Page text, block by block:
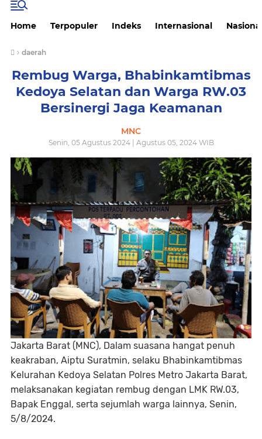
Home Terpopuler Indeks Internasional
› daerah
Rembug Warga, Bhabinkamtibmas
Kedoya Selatan dan Warga RW.03
Bersinergi Jaga Keamanan
MNC
Senin, 05 Agustus 2024 | Agustus 05, 2024 WIB
Jakarta Barat (MNC), Dalam suasana hangat penuh
keakraban, Aiptu Suratmin, selaku Bhabinkamtibmas
Kelurahan Kedoya Selatan Polres Metro Jakarta Barat,
melaksanakan kegiatan rembug dengan LMK RW.03,
Bapak Enggal, serta sejumlah warga lainnya, Senin,
5/8/2024.